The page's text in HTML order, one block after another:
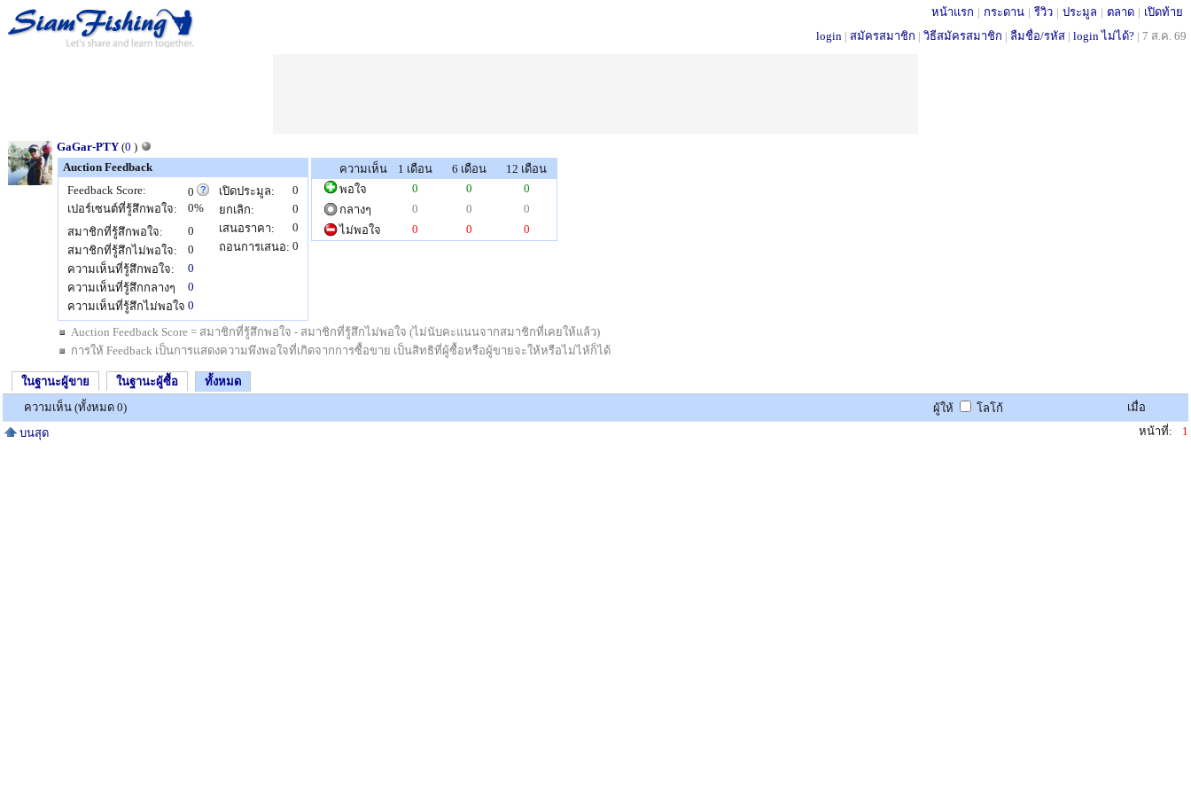
หน้าแรก | กระดาน | รีวิว | ประมูล | ตลาด | เปิดท้าย
login | สมัครสมาชิก | วิธีสมัครสมาชิก | ลืมชื่อ/รหัส | login ไม่ได้? | 7 ส.ค. 69
GaGar-PTY (0 )
Auction Feedback
Feedback Score:
0
เปอร์เซนต์ที่รู้สึกพอใจ:
0%
สมาชิกที่รู้สึกพอใจ:
0
สมาชิกที่รู้สึกไม่พอใจ:
0
ความเห็นที่รู้สึกพอใจ:
0
ความเห็นที่รู้สึกกลางๆ
0
ความเห็นที่รู้สึกไม่พอใจ 0
เปิดประมูล:
0
ยกเลิก:
0
เสนอราคา:
0
ถอนการเสนอ: 0
ความเห็น 1 เดือน 6 เดือน
12 เดือน
พอใจ
0 0
0
กลางๆ
0 0
0
ไม่พอใจ
0 0 0
Auction Feedback Score = สมาชิกที่รู้สึกพอใจ - สมาชิกที่รู้สึกไม่พอใจ (ไม่นับคะแนนจากสมาชิกที่เคยให้แล้ว)
การให้ Feedback เป็นการแสดงความพึงพอใจที่เกิดจากการซื้อขาย เป็นสิทธิที่ผู้ซื้อหรือผู้ขายจะให้หรือไม่ไห้ก็ได้
ในฐานะผู้ขาย ในฐานะผู้ซื้อ
ทั้งหมด
ความเห็น (ทั้งหมด 0)
ผู้ให้ โลโก้
เมื่อ
บนสุด
หน้าที่: 1